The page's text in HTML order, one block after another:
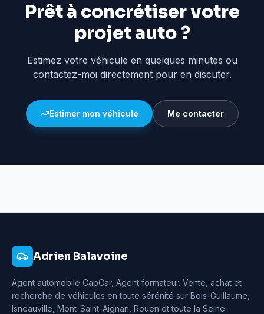
Prêt à concrétiser votre
projet auto ?
Estimez votre véhicule en quelques minutes ou
contactez-moi directement pour en discuter.
Estimer mon véhicule Me contacter
Adrien Balavoine
Agent automobile CapCar, Agent formateur. Vente, achat et
recherche de véhicules en toute sérénité sur Bois-Guillaume,
Isneauville, Mont-Saint-Aignan, Rouen et toute la Seine-